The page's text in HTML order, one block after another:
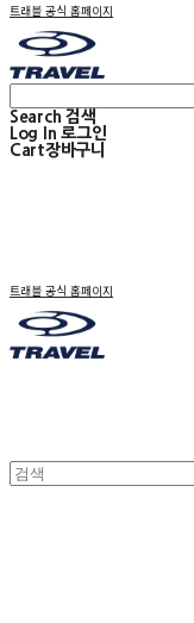
트래블 공식 홈페이지
Search 검색
Log In 로그인
Cart장바구니
트래블 공식 홈페이지